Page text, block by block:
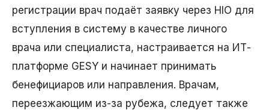
регистрации врач подаёт заявку через HIO для
вступления в систему в качестве личного
врача или специалиста, настраивается на ИТ-
платформе GESY и начинает принимать
бенефициаров или направления. Врачам,
переезжающим из-за рубежа, следует также